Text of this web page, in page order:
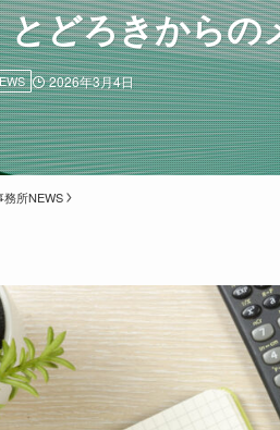
とどろきから
2026年3月4日
務所NEWS